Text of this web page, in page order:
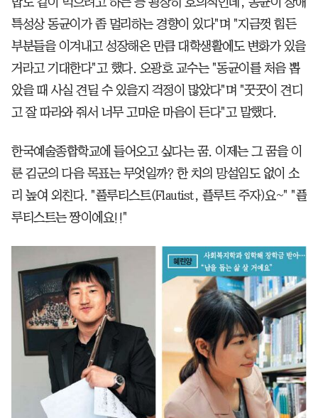
특성상 동균이가 좀 멀리하는 경향이 있다"며 "지금껏 힘든
부분들을 이겨내고 성장해온 만큼 대학생활에도 변화가 있을
거라고 기대한다"고 했다. 오광호 교수는 "동균이를 처음 뽑
았을 때 사실 견딜 수 있을지 걱정이 많았다"며 "꿋꿋이 견디
고 잘 따라와 줘서 너무 고마운 마음이 든다"고 말했다.
한국예술종합학교에 들어오고 싶다는 꿈. 이제는 그 꿈을 이
룬 김군의 다음 목표는 무엇일까? 한 치의 망설임도 없이 소
리 높여 외친다. "풀루티스트(Flautist, 플루트 주자)요~" "플
루티스트는 짱이에요!!"